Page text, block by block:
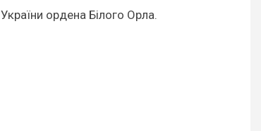
ордена Білого Орла.